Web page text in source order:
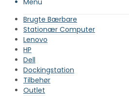
Menu
Brugte Bærbare
Stationær Computer
Lenovo
HP
Dell
Dockingstation
Tilbehør
Outlet